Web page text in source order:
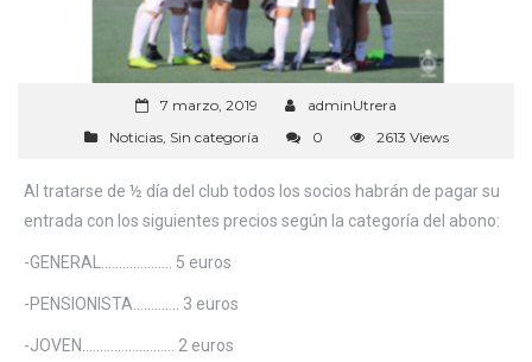
7 marzo, 2019
adminUtrera
Noticias, Sin categoría 0 2613 Views
Al tratarse de ½ día del club todos los socios habrán de pagar su
entrada con los siguientes precios según la categoría del abono:
-GENERAL……………….. 5 euros
-PENSIONISTA…………. 3 euros
-JOVEN…………………….. 2 euros